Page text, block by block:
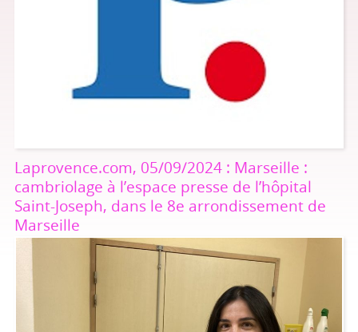
Laprovence.com, 05/09/2024 : Marseille :
cambriolage à l’espace presse de l’hôpital
Saint-Joseph, dans le 8e arrondissement de
Marseille